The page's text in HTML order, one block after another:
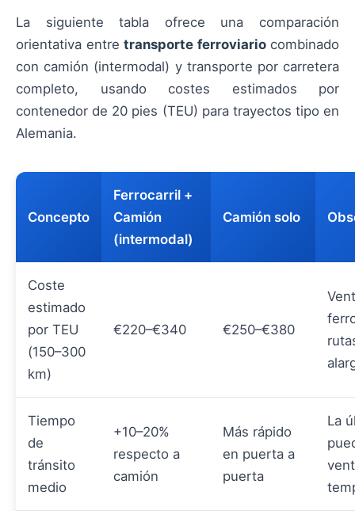
La siguiente tabla ofrece una comparación
orientativa entre transporte ferroviariocombinado
con camión (intermodal) y transporte por carretera
completo, usando costes estimados por
contenedor de 20 pies (TEU) para trayectos tipo en
Alemania.
Concepto
Ferrocarril +
Camión
(intermodal)
Camión solo
Coste
estimado
por TEU
(150–300
km)
€220–€340 €250–€380
Tiempo
de
tránsito
medio
+10–20%
respecto a
camión
Más rápido
en puerta a
puerta
La